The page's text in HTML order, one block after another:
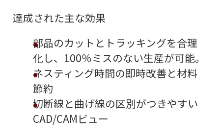
達成された主な効果
部品のカットとトラッキングを合理
化し、100％ミスのない生産が可能。
ネスティング時間の即時改善と材料
節約
切断線と曲げ線の区別がつきやすい
CAD/CAMビュー